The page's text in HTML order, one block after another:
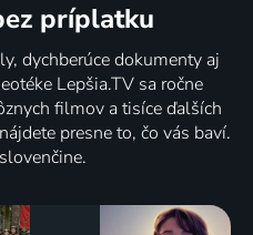
príplatku
dychberúce dokumenty aj
Lepšia.TV sa ročne
filmov a tisíce ďalších
presne to, čo vás baví.